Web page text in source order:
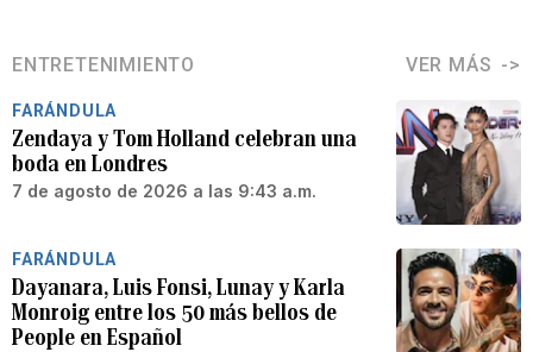
ENTRETENIMIENTO VER MÁS
FARÁNDULA
Zendaya y Tom Holland celebran una
boda en Londres
7 de agosto de 2026 a las 9:43 a.m.
FARÁNDULA
Dayanara, Luis Fonsi, Lunay y Karla
Monroig entre los 50 más bellos de
People en Español